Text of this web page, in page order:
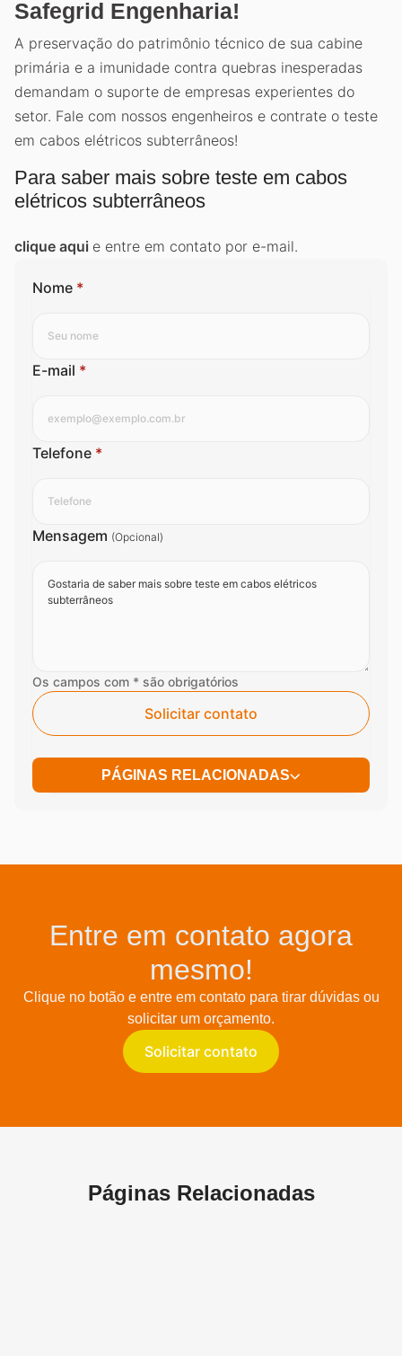
Safegrid Engenharia!
A preservação do patrimônio técnico de sua cabine
primária e a imunidade contra quebras inesperadas
demandam o suporte de empresas experientes do
setor. Fale com nossos engenheiros e contrate o teste
em cabos elétricos subterrâneos!
Para saber mais sobre teste em cabos
elétricos subterrâneos
clique aqui e entre em contato por e-mail.
Nome *
E-mail *
Telefone *
Mensagem (Opcional)
Os campos com * são obrigatórios
Solicitar contato
PÁGINAS RELACIONADAS
Entre em contato agora
mesmo!
Clique no botão e entre em contato para tirar dúvidas ou
solicitar um orçamento.
Solicitar contato
Páginas Relacionadas